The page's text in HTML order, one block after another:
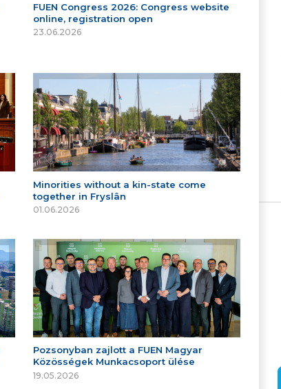
FUEN Congress 2026: Congress website
online, registration open
23.06.2026
Minorities without a kin-state come
together in Fryslân
01.06.2026
Pozsonyban zajlott a FUEN Magyar
Közösségek Munkacsoport ülése
19.05.2026